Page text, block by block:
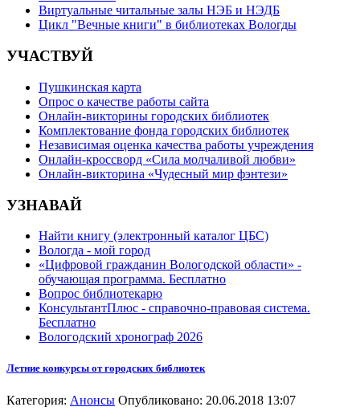
Виртуальные читальные залы НЭБ и НЭДБ
Цикл "Вечные книги" в библиотеках Вологды
УЧАСТВУЙ
Пушкинская карта
Опрос о качестве работы сайта
Онлайн-викторины городских библиотек
Комплектование фонда городских библиотек
Независимая оценка качества работы учреждения
Онлайн-кроссворд «Сила молчаливой любви»
Онлайн-викторина «Чудесный мир фэнтези»
УЗНАВАЙ
Найти книгу (электронный каталог ЦБС)
Вологда - мой город
«Цифровой гражданин Вологодской области» -
обучающая программа. Бесплатно
Вопрос библиотекарю
КонсультантПлюс - справочно-правовая система.
Бесплатно
Вологодский хронограф 2026
Летние конкурсы от городских библиотек
Категория: Анонсы Опубликовано: 20.06.2018 13:07